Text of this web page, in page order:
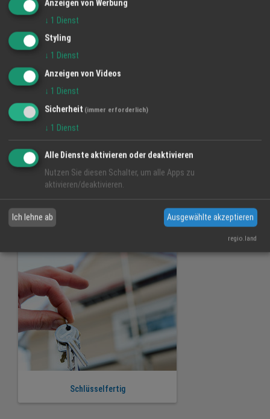
Energieeinsparung
Schlüsselfertig
Anzeigen von Werbung
↓ 1 Dienst
Styling
↓ 1 Dienst
Anzeigen von Videos
↓ 1 Dienst
Sicherheit (immer erforderlich)
↓ 1 Dienst
Alle Dienste aktivieren oder deaktivieren
Nutzen Sie diesen Schalter, um alle Apps zu
aktivieren/deaktivieren.
Ich lehne ab Ausgewählte akzeptieren
regio.land